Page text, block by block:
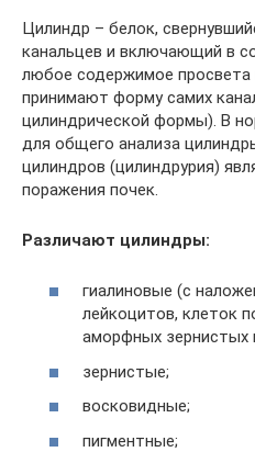
Цилиндр – белок,
канальцев и включающий в
любое содержимое
принимают форму самих
цилиндрической формы). В
для общего анализа
цилиндров (цилиндрурия)
поражения почек.
Различают цилиндры:
гиалиновые (с
лейкоцитов, клеток
аморфных зернистых
зернистые;
восковидные;
пигментные;